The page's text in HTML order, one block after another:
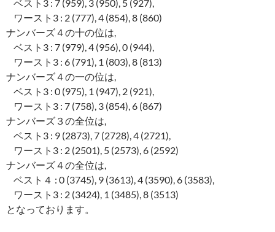
ベスト3 : 7 (959), 3 (950), 5 (927),
ワースト3 : 2 (777), 4 (854), 8 (860)
ナンバーズ４の十の位は,
ベスト3 : 7 (979), 4 (956), 0 (944),
ワースト3 : 6 (791), 1 (803), 8 (813)
ナンバーズ４の一の位は,
ベスト3 : 0 (975), 1 (947), 2 (921),
ワースト3 : 7 (758), 3 (854), 6 (867)
ナンバーズ３の全位は,
ベスト3 : 9 (2873), 7 (2728), 4 (2721),
ワースト3 : 2 (2501), 5 (2573), 6 (2592)
ナンバーズ４の全位は,
ベスト４ : 0 (3745), 9 (3613), 4 (3590), 6 (3583),
ワースト3 : 2 (3424), 1 (3485), 8 (3513)
となっております。